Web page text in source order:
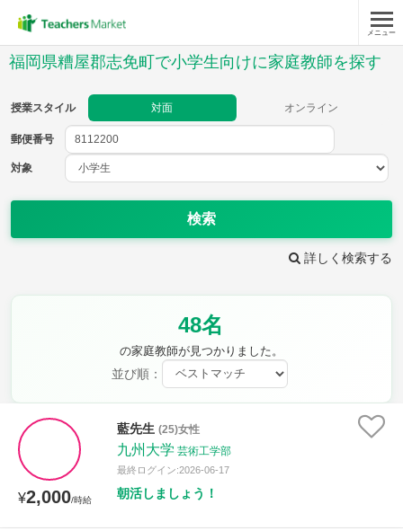
メニュー
福岡県糟屋郡志免町で小学生向けに家庭教師を探す
授業スタイル 対面 オンライン
郵便番号
対象
検索
詳しく検索する
48名
の家庭教師が見つかりました。
並び順：
¥2,000/時給
藍先生 (25)女性
九州大学 芸術工学部
最終ログイン:2026-06-17
朝活しましょう！
郵便番号
教科
理科
保健・体育 図画工作 書写
時給：¥1,000 ～ ¥10,000
授業可能日